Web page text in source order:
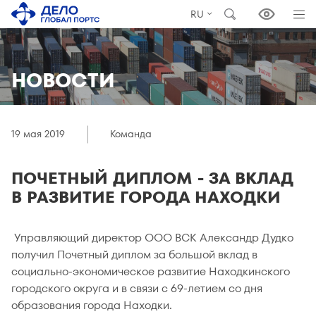
RU
НОВОСТИ
19 мая 2019 Команда
ПОЧЕТНЫЙ ДИПЛОМ - ЗА ВКЛАД
В РАЗВИТИЕ ГОРОДА НАХОДКИ
Управляющий директор ООО ВСК Александр Дудко
получил Почетный диплом за большой вклад в
социально-экономическое развитие Находкинского
городского округа и в связи с 69-летием со дня
образования города Находки.